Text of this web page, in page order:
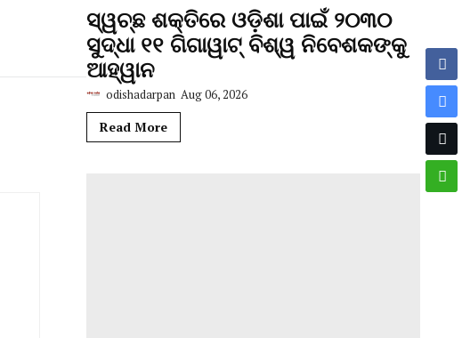
ସ୍ୱଚ୍ଛ ଶକ୍ତିରେ ଓଡ଼ିଶା ପାଇଁ ୨୦୩୦
ସୁଦ୍ଧା ୧୧ ଗିଗାୱାଟ୍ ବିଶ୍ୱ ନିବେଶକଙ୍କୁ
ଆହ୍ୱାନ
odishadarpan Aug 06, 2026
Read More